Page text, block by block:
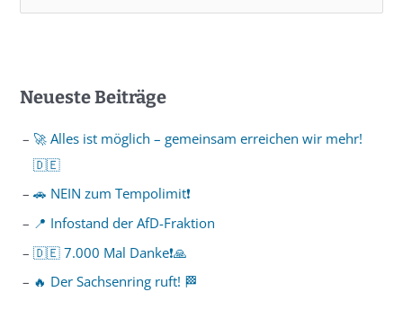
Neueste Beiträge
🚀 Alles ist möglich – gemeinsam erreichen wir mehr!
🇩🇪
🚗 NEIN zum Tempolimit❗️
📍 Infostand der AfD-Fraktion
🇩🇪 7.000 Mal Danke❗️🙏
🔥 Der Sachsenring ruft! 🏁